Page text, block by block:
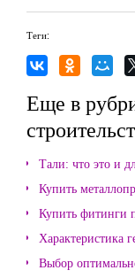
Теги:
Еще в
Тали: что это и
Купить
Купить фитинги
Характеристика
Выбор